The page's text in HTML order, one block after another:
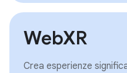
WebXR
Crea esperienze